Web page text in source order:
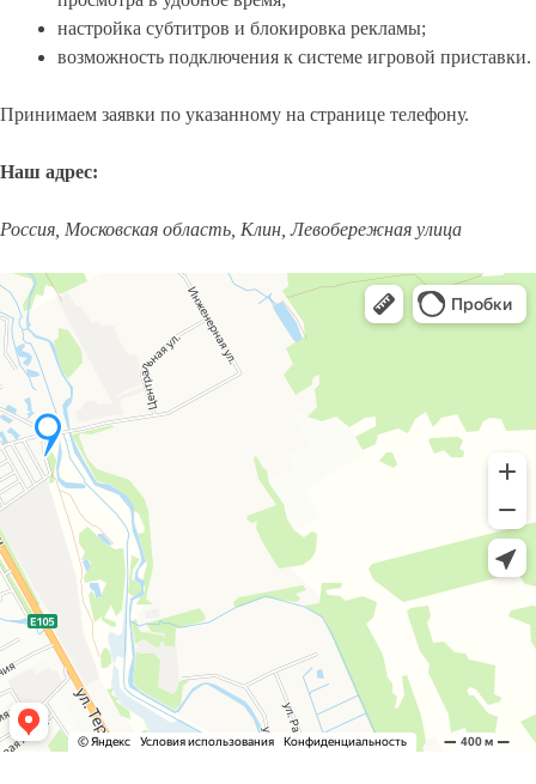
настройка субтитров и блокировка рекламы;
возможность подключения к системе игровой приставки.
Принимаем заявки по указанному на странице телефону.
Наш адрес:
Россия, Московская область, Клин, Левобережная улица